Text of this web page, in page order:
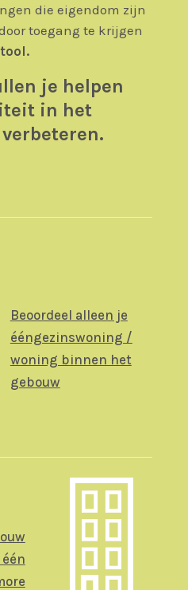
die eigendom zijn
toegang te krijgen
tool.
je helpen
in het
Beoordeel alleen je
ééngezinswoning /
woning binnen het
gebouw